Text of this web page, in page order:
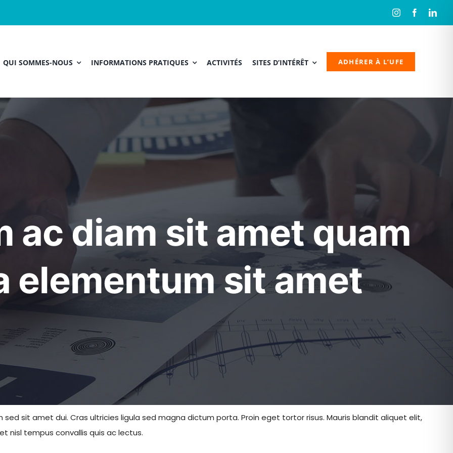
QUI SOMMES-NOUS INFORMATIONS PRATIQUES ACTIVITÉS SITES D’INTÉRÊT ADHÉRER À L’UFE
ac diam sit amet quam
elementum sit amet
sit amet dui. Cras ultricies ligula sed magna dictum porta. Proin eget tortor risus. Mauris blandit aliquet elit,
nisl tempus convallis quis ac lectus.